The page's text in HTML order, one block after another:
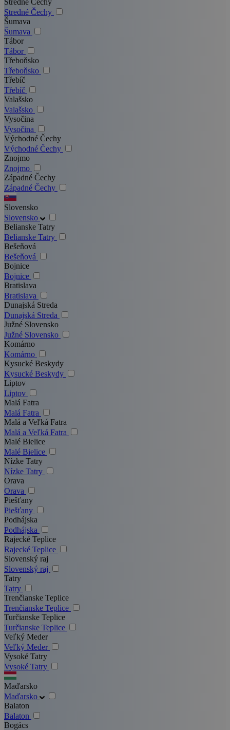
Stredné Čechy
Šumava
Šumava
Tábor
Tábor
Třeboňsko
Třeboňsko
Třebíč
Třebíč
Valašsko
Valašsko
Vysočina
Vysočina
Východné Čechy
Východné Čechy
Znojmo
Znojmo
Západné Čechy
Západné Čechy
Slovensko
Slovensko
Belianske Tatry
Belianske Tatry
Bešeňová
Bešeňová
Bojnice
Bojnice
Bratislava
Bratislava
Dunajská Streda
Dunajská Streda
Južné Slovensko
Južné Slovensko
Komárno
Komárno
Kysucké Beskydy
Kysucké Beskydy
Liptov
Liptov
Malá Fatra
Malá Fatra
Malá a Veľká Fatra
Malá a Veľká Fatra
Malé Bielice
Malé Bielice
Nízke Tatry
Nízke Tatry
Orava
Orava
Piešťany
Piešťany
Podhájska
Podhájska
Rajecké Teplice
Rajecké Teplice
Slovenský raj
Slovenský raj
Tatry
Tatry
Trenčianske Teplice
Trenčianske Teplice
Turčianske Teplice
Turčianske Teplice
Veľký Meder
Veľký Meder
Vysoké Tatry
Vysoké Tatry
Maďarsko
Maďarsko
Balaton
Balaton
Bogács